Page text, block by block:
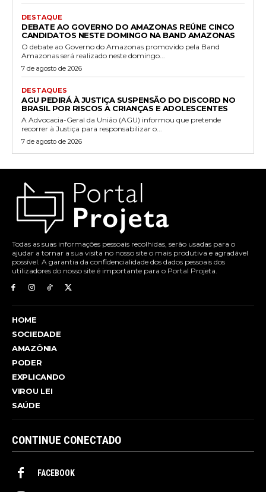
DESTAQUE
DEBATE AO GOVERNO DO AMAZONAS REÚNE CINCO
CANDIDATOS NESTE DOMINGO NA BAND AMAZONAS
O debate ao Governo do Amazonas promovido pela Band
Amazonas será realizado neste domingo...
7 de agosto de 2026
DESTAQUES
AGU PEDIRÁ À JUSTIÇA SUSPENSÃO DO DISCORD NO
BRASIL POR RISCOS A CRIANÇAS E ADOLESCENTES
A Advocacia-Geral da União (AGU) informou que pretende
recorrer à Justiça para responsabilizar o...
7 de agosto de 2026
Todas as suas informações pessoais recolhidas, serão usadas para o
ajudar a tornar a sua visita no nosso site o mais produtiva e agradável
possível. A garantia da confidencialidade dos dados pessoais dos
utilizadores do nosso site é importante para o Portal Projeta.
HOME
SOCIEDADE
AMAZÔNIA
PODER
EXPLICANDO
VIROU LEI
SAÚDE
CONTINUE CONECTADO
FACEBOOK